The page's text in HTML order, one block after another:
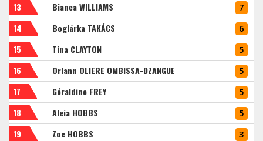
13 Bianca WILLIAMS 7
14 Boglárka TAKÁCS 6
15 Tina CLAYTON 5
16 Orlann OLIERE OMBISSA-DZANGUE 5
17 Géraldine FREY 5
18 Aleia HOBBS 5
19 Zoe HOBBS 3